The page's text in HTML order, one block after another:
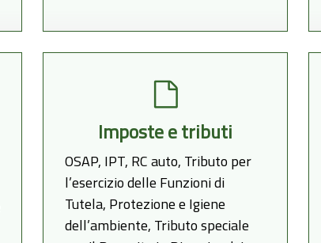
Imposte e tributi
OSAP, IPT, RC auto, Tributo per
l’esercizio delle Funzioni di
Tutela, Protezione e Igiene
dell’ambiente, Tributo speciale